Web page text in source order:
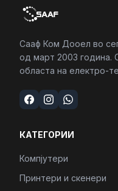
Сааф Ком Дооел во
од март 2003 година.
областа на електро-
КАТЕГОРИИ
Компјутери
Принтери и скенери